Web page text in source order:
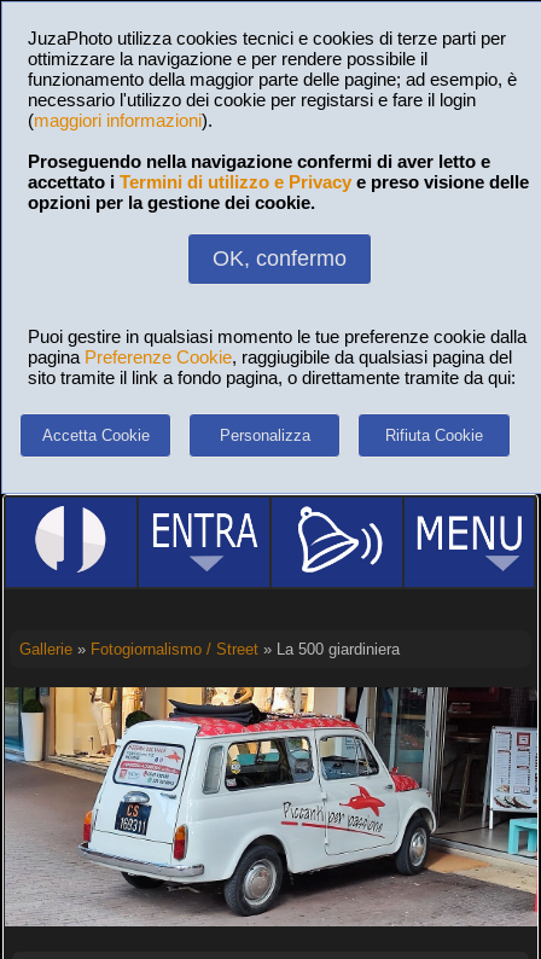
JuzaPhoto utilizza cookies tecnici e cookies di terze parti per
ottimizzare la navigazione e per rendere possibile il
funzionamento della maggior parte delle pagine; ad esempio, è
necessario l'utilizzo dei cookie per registarsi e fare il login
(maggiori informazioni).
Proseguendo nella navigazione confermi di aver letto e
accettato i Termini di utilizzo e Privacy e preso visione delle
opzioni per la gestione dei cookie.
OK, confermo
Puoi gestire in qualsiasi momento le tue preferenze cookie dalla
pagina Preferenze Cookie, raggiugibile da qualsiasi pagina del
sito tramite il link a fondo pagina, o direttamente tramite da qui:
Accetta Cookie Personalizza Rifiuta Cookie
Gallerie» Fotogiornalismo / Street» La 500 giardiniera